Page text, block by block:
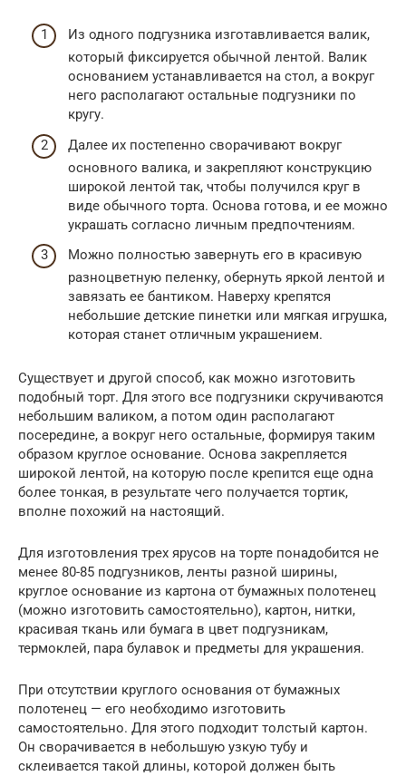
Из одного подгузника изготавливается валик,
который фиксируется обычной лентой. Валик
основанием устанавливается на стол, а вокруг
него располагают остальные подгузники по
кругу.
Далее их постепенно сворачивают вокруг
основного валика, и закрепляют конструкцию
широкой лентой так, чтобы получился круг в
виде обычного торта. Основа готова, и ее можно
украшать согласно личным предпочтениям.
Можно полностью завернуть его в красивую
разноцветную пеленку, обернуть яркой лентой и
завязать ее бантиком. Наверху крепятся
небольшие детские пинетки или мягкая игрушка,
которая станет отличным украшением.
Существует и другой способ, как можно изготовить
подобный торт. Для этого все подгузники скручиваются
небольшим валиком, а потом один располагают
посередине, а вокруг него остальные, формируя таким
образом круглое основание. Основа закрепляется
широкой лентой, на которую после крепится еще одна
более тонкая, в результате чего получается тортик,
вполне похожий на настоящий.
Для изготовления трех ярусов на торте понадобится не
менее 80-85 подгузников, ленты разной ширины,
круглое основание из картона от бумажных полотенец
(можно изготовить самостоятельно), картон, нитки,
красивая ткань или бумага в цвет подгузникам,
термоклей, пара булавок и предметы для украшения.
При отсутствии круглого основания от бумажных
полотенец — его необходимо изготовить
самостоятельно. Для этого подходит толстый картон.
Он сворачивается в небольшую узкую тубу и
склеивается такой длины, которой должен быть